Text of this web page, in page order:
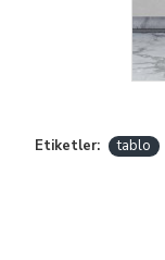
Etiketler: tablo